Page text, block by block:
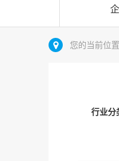
您的当前位置
行业分